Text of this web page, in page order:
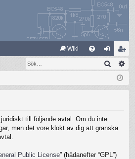
Wiki
og li
m
Sök
juridiskt till följande avtal. Om du inte
men det vore klokt av dig att granska
Public License” (hädanefter “GPL”)